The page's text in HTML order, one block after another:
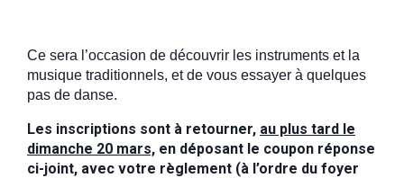
Ce sera l’occasion de découvrir les instruments et la
musique traditionnels, et de vous essayer à quelques
pas de danse.
Les inscriptions sont à retourner, au plus tard le
dimanche 20 mars, en déposant le coupon réponse
ci-joint, avec votre règlement (à l’ordre du foyer